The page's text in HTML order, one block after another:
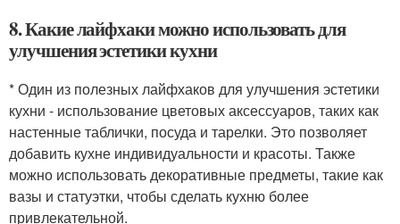
8. Какие лайфхаки можно использовать для
улучшения эстетики кухни
* Один из полезных лайфхаков для улучшения эстетики
кухни - использование цветовых аксессуаров, таких как
настенные таблички, посуда и тарелки. Это позволяет
добавить кухне индивидуальности и красоты. Также
можно использовать декоративные предметы, такие как
вазы и статуэтки, чтобы сделать кухню более
привлекательной.